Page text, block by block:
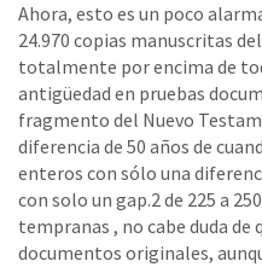
Ahora, esto es un poco
24.970 copias manuscritas
totalmente por encima de
antigüedad en pruebas
fragmento del Nuevo
diferencia de 50 años de
enteros con sólo una
con solo un gap.2 de 225 a
tempranas , no cabe duda de
documentos originales,